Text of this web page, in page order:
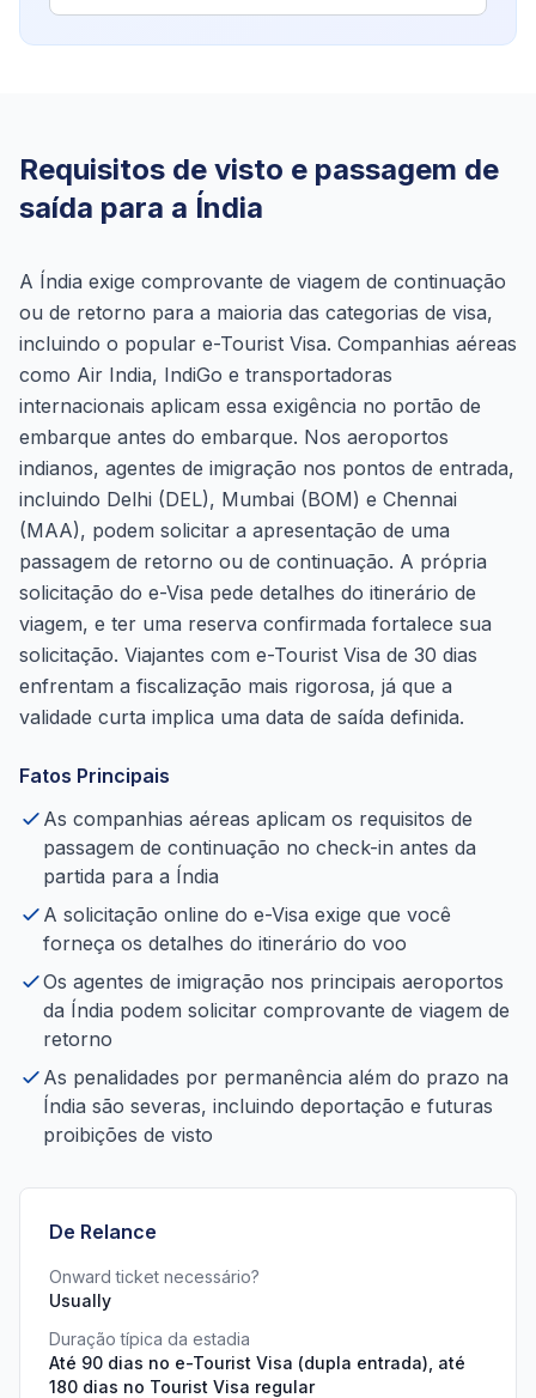
Requisitos de visto e passagem de
saída para a Índia
A Índia exige comprovante de viagem de continuação
ou de retorno para a maioria das categorias de visa,
incluindo o popular e-Tourist Visa. Companhias aéreas
como Air India, IndiGo e transportadoras
internacionais aplicam essa exigência no portão de
embarque antes do embarque. Nos aeroportos
indianos, agentes de imigração nos pontos de entrada,
incluindo Delhi (DEL), Mumbai (BOM) e Chennai
(MAA), podem solicitar a apresentação de uma
passagem de retorno ou de continuação. A própria
solicitação do e-Visa pede detalhes do itinerário de
viagem, e ter uma reserva confirmada fortalece sua
solicitação. Viajantes com e-Tourist Visa de 30 dias
enfrentam a fiscalização mais rigorosa, já que a
validade curta implica uma data de saída definida.
Fatos Principais
As companhias aéreas aplicam os requisitos de
passagem de continuação no check-in antes da
partida para a Índia
A solicitação online do e-Visa exige que você
forneça os detalhes do itinerário do voo
Os agentes de imigração nos principais aeroportos
da Índia podem solicitar comprovante de viagem de
retorno
As penalidades por permanência além do prazo na
Índia são severas, incluindo deportação e futuras
proibições de visto
De Relance
Onward ticket necessário?
Usually
Duração típica da estadia
Até 90 dias no e-Tourist Visa (dupla entrada), até
180 dias no Tourist Visa regular